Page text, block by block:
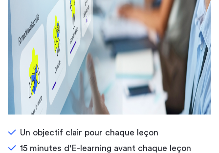
Un objectif clair pour chaque leçon
15 minutes d'E-learning avant chaque leçon